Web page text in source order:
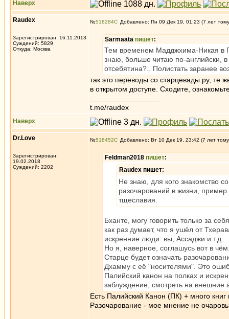
Наверх
Raudex
Зарегистрирован: 16.11.2013
Суждений: 5829
Откуда: Москва
№518284 Добавлено: Пн 09 Дек 19, 01:23 (7 лет
Sarmaata пишет:
Тем временем Мадджхима-Никая в
знаю, больше читаю по-английски,
отсебятина?.. Полистать заранее
так это переводы со старцевады.ру, те
в открытом доступе. Сходите,
t.me/raudex
Наверх
Dr.Love
Зарегистрирован:
19.02.2018
Суждений: 2202
№518452 Добавлено: Вт 10 Дек 19, 23:42 (7 лет
Feldman2018 пишет:
Raudex пишет:
Не знаю, для кого знакомство
разочарований в жизни,
тщеславия.
Бханте, могу говорить только за
как раз думает, что я ушёл от
искренние люди: вы, Ассаджи и т.д.
Но я, наверное, соглашусь вот в
Старце будет означать
Дхамму с её "носителями". Это
Палийский канон на полках и
заблуждение, смотреть на внешние
Есть Палийский Канон (ПК) + много
Разочарование - мое мнение не